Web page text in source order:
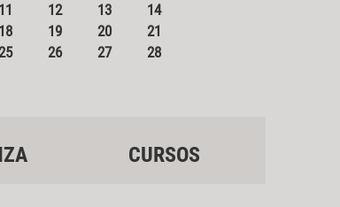
11 12 13
14
18 19 20
21
25 26 27
28
CURSOS